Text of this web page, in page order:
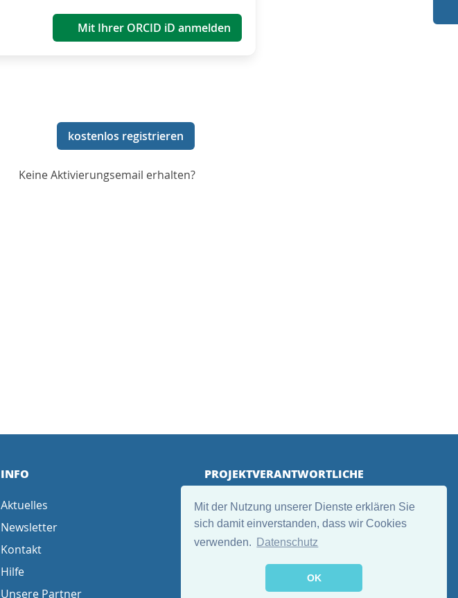
Mit der Nutzung unserer Dienste erklären Sie
sich damit einverstanden, dass wir Cookies
verwenden.
Datenschutz
OK
Mit Ihrer ORCID iD anmelden
kostenlos registrieren
Keine Aktivierungsemail erhalten?
INFO
Aktuelles
Newsletter
Kontakt
Hilfe
Unsere Partner
PROJEKTVERANTWORTLICHE